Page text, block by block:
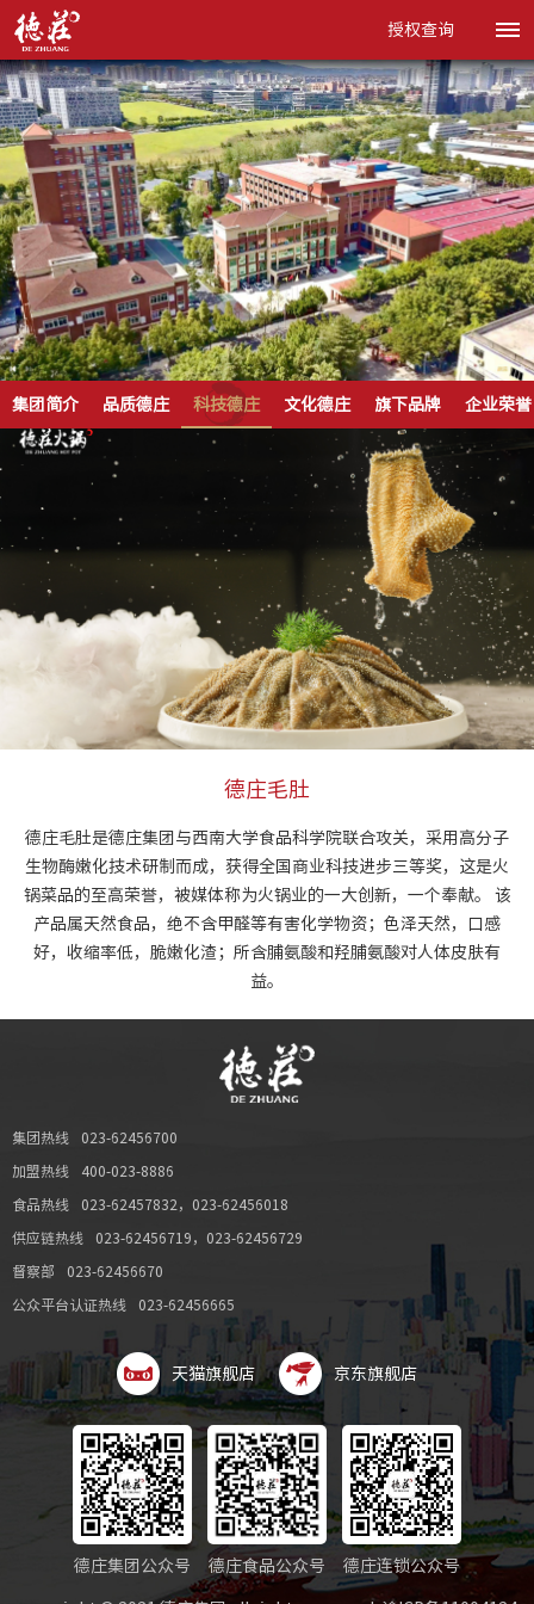
授权查询
集团简介 品质德庄 科技德庄 文化德庄 旗下品牌 企业荣誉
德庄毛肚
德庄毛肚是德庄集团与西南大学食品科学院联合攻关，采用高分子
生物酶嫩化技术研制而成，获得全国商业科技进步三等奖，这是火
锅菜品的至高荣誉，被媒体称为火锅业的一大创新，一个奉献。 该
产品属天然食品，绝不含甲醛等有害化学物资；色泽天然，口感
好，收缩率低，脆嫩化渣；所含脯氨酸和羟脯氨酸对人体皮肤有
益。
集团热线 023-62456700
加盟热线 400-023-8886
食品热线 023-62457832 ， 023-62456018
供应链热线 023-62456719 ， 023-62456729
督察部 023-62456670
公众平台认证热线 023-62456665
天猫旗舰店 京东旗舰店
德庄集团公众号 德庄食品公众号 德庄连锁公众号